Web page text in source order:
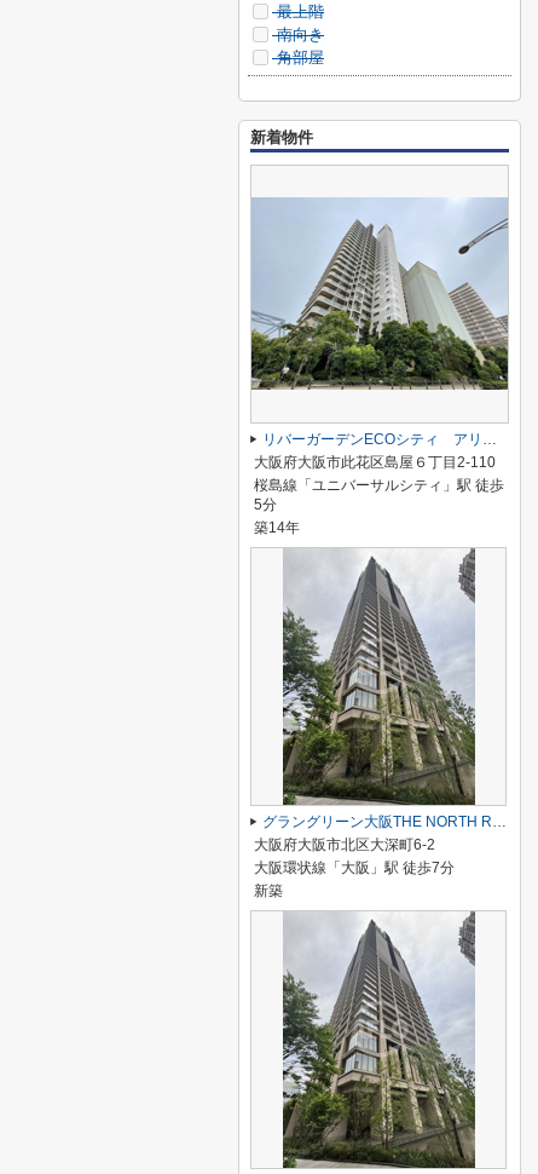
最上階
南向き
角部屋
新着物件
リバーガーデンECOシティ アリスの森
大阪府大阪市此花区島屋６丁目2-110
桜島線「ユニバーサルシティ」駅 徒歩
5分
築14年
グラングリーン大阪THE NORTH RESIDENCE
大阪府大阪市北区大深町6-2
大阪環状線「大阪」駅 徒歩7分
新築